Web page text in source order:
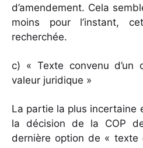
d’amendement. Cela
moins pour l’instant,
recherchée.
c) « Texte convenu d’un
valeur juridique »
La partie la plus incertaine
la décision de la COP
dernière option de « texte